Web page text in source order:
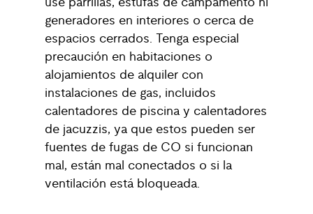
use parrillas, estufas de campamento ni
generadores en interiores o cerca de
espacios cerrados. Tenga especial
precaución en habitaciones o
alojamientos de alquiler con
instalaciones de gas, incluidos
calentadores de piscina y calentadores
de jacuzzis, ya que estos pueden ser
fuentes de fugas de CO si funcionan
mal, están mal conectados o si la
ventilación está bloqueada.